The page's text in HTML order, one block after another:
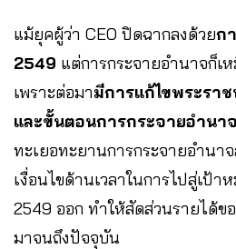
แม้ยุคผู้ว่า CEO ปิดฉากลงด้วยก
2549 แต่การกระจายอำนาจก็เ
เพราะต่อมามีการแก้ไขพระร
และขั้นตอนการกระจายอำนา
ทะเยอทะยานการกระจายอำนา
เงื่อนไขด้านเวลาในการไปสู่เป้า
2549 ออก ทำให้สัดส่วนรายได้ข
มาจนถึงปัจจุบัน